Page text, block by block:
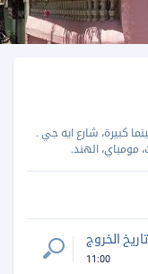
كبيرة، شارع ايه جي .
تاريخ الخروج
11:00